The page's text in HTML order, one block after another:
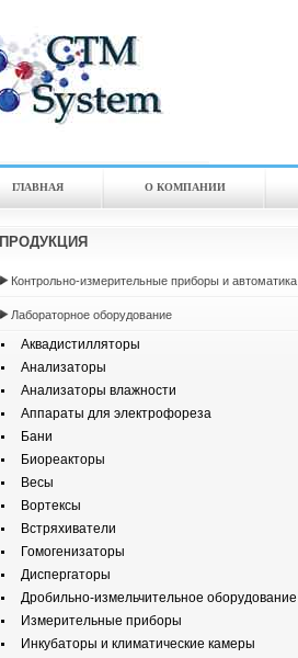
ГЛАВНАЯ О КОМПАНИИ
ПРОДУКЦИЯ
Контрольно-измерительные приборы и автоматика
Лабораторное оборудование
Аквадистилляторы
Анализаторы
Анализаторы влажности
Аппараты для электрофореза
Бани
Биореакторы
Весы
Вортексы
Встряхиватели
Гомогенизаторы
Диспергаторы
Дробильно-измельчительное оборудование
Измерительные приборы
Инкубаторы и климатические камеры